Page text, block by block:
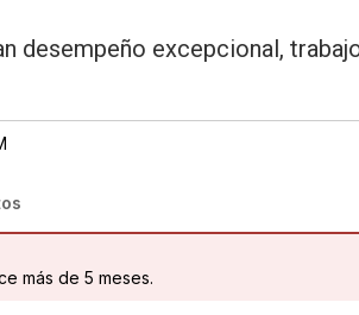
desempeño excepcional,
más de 5 meses.